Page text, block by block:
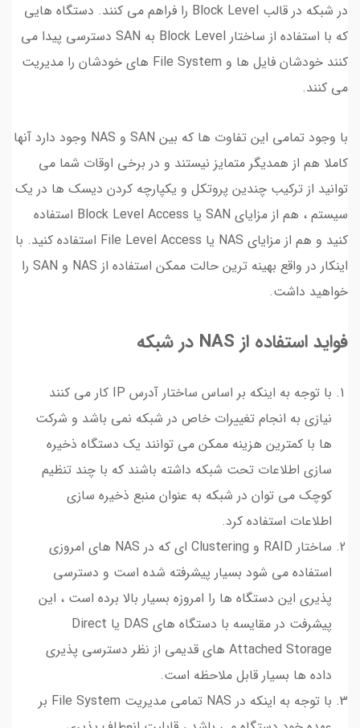
در شبکه در قالب Block Level را فراهم می کنند. دستگاه هایی
که با استفاده از ساختار Block Level به SAN دسترسی پیدا می
کنند خودشان فایل ها و File System های خودشان را مدیریت
می کنند.
با وجود تمامی این تفاوت ها که بین SAN و NAS وجود دارد آنها
کاملا هم از همدیگر متمایز نیستند و در برخی اوقات شما می
توانید از ترکیب چندین پروتکل و یکپارچه کردن دیسک ها در یک
سیستم ، هم از مزایای SAN یا Block Level Access استفاده
کنید و هم از مزایای NAS یا File Level Access استفاده کنید. با
اینکار در واقع بهینه ترین حالت ممکن استفاده از NAS و SAN را
خواهید داشت.
فواید استفاده از NAS در شبکه
با توجه به اینکه بر اساس ساختار آدرس IP کار می کنند
نیازی به انجام تغییرات خاص در شبکه نمی باشد و شرکت
ها با کمترین هزینه ممکن می توانند یک دستگاه ذخیره
سازی اطلاعات تحت شبکه داشته باشند که با چند تنظیم
کوچک می توان در شبکه به عنوان منبع ذخیره سازی
اطلاعات استفاده کرد.
ساختار RAID و Clustering ای که در NAS های امروزی
استفاده می شود بسیار پیشرفته شده است و دسترسی
پذیری این دستگاه ها را امروزه بسیار بالا برده است ، این
پیشرفت در مقایسه با دستگاه های DAS یا Direct
Attached Storage های قدیمی از نظر دسترسی پذیری
داده ها بسیار قابل ملاحظه است.
با توجه به اینکه در NAS تمامی مدیریت File System بر